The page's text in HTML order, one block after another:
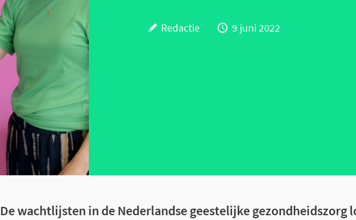
Redactie 9 juni 2022
De wachtlijsten in de Nederlandse geestelijke gezondheidszorg